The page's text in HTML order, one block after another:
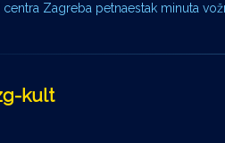
Zagreba petnaestak minuta
kult